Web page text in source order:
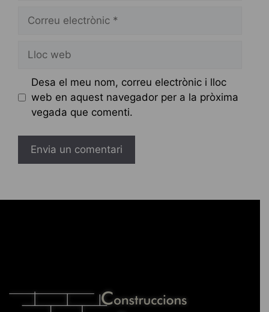
Correu
Lloc
Desa el meu nom, correu electrònic i lloc
web en aquest navegador per a la pròxima
vegada que comenti.